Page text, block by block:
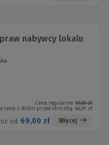
nabywcy lokalu
Cena regularna: 69,00 zł
cena z 30 dni przed obniżką:46,91 zł
Już od: 69,00 zł Więcej